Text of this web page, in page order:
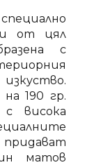
от цял
с
190 гр.
висока
матов